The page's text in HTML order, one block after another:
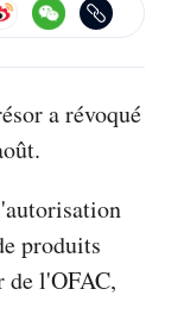
a révoqué
produits
de l'OFAC,